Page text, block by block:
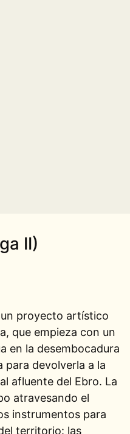
II)
proyecto artístico
que empieza con un
en la desembocadura
para devolverla a la
afluente del Ebro. La
atravesando el
instrumentos para
territorio: las